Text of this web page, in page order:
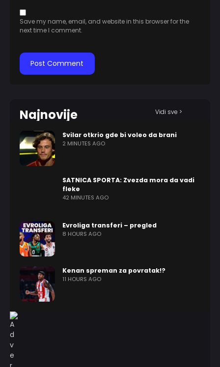
Save my name, email, and website in this browser for the
next time I comment.
Najnovije Vidi sve >
Svilar otkrio gde bi voleo da brani
2 MINUTES AGO
SATNICA SPORTA: Zvezda mora da vadi
fleke
42 MINUTES AGO
Evroliga transferi – pregled
8 HOURS AGO
Kenan spreman za povratak!?
11 HOURS AGO